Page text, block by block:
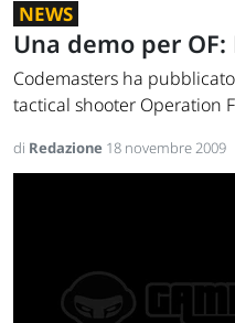
NEWS
Una demo per
Codemasters ha
tactical shooter Operation
di Redazione 18 novembre 2009